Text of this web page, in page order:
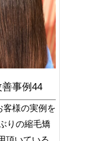
事例44
客様の実例を
りの縮毛矯